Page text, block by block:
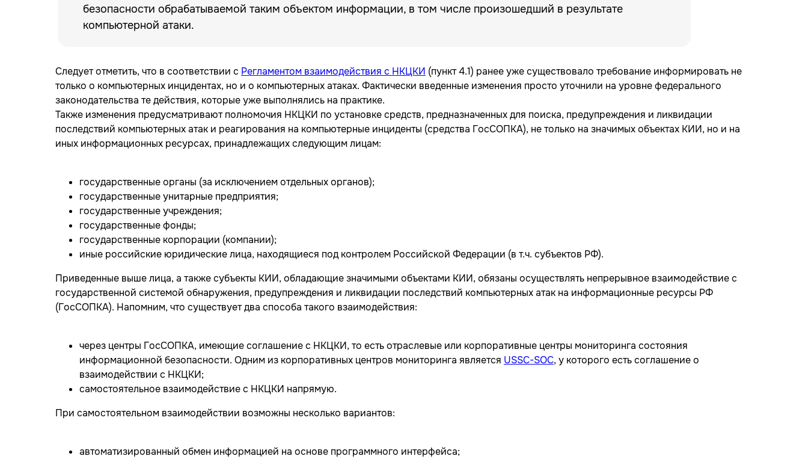
безопасности обрабатываемой таким объектом информации, в том числе произошедший в результате
компьютерной атаки.
Следует отметить, что в соответствии с Регламентом взаимодействия с НКЦКИ (пункт 4.1) ранее уже существовало требование информировать не
только о компьютерных инцидентах, но и о компьютерных атаках. Фактически введенные изменения просто уточнили на уровне федерального
законодательства те действия, которые уже выполнялись на практике.
Также изменения предусматривают полномочия НКЦКИ по установке средств, предназначенных для поиска, предупреждения и ликвидации
последствий компьютерных атак и реагирования на компьютерные инциденты (средства ГосСОПКА), не только на значимых объектах КИИ, но и на
иных информационных ресурсах, принадлежащих следующим лицам:
государственные органы (за исключением отдельных органов);
государственные унитарные предприятия;
государственные учреждения;
государственные фонды;
государственные корпорации (компании);
иные российские юридические лица, находящиеся под контролем Российской Федерации (в т.ч. субъектов РФ).
Приведенные выше лица, а также субъекты КИИ, обладающие значимыми объектами КИИ, обязаны осуществлять непрерывное взаимодействие с
государственной системой обнаружения, предупреждения и ликвидации последствий компьютерных атак на информационные ресурсы РФ
(ГосСОПКА). Напомним, что существует два способа такого взаимодействия:
через центры ГосСОПКА, имеющие соглашение с НКЦКИ, то есть отраслевые или корпоративные центры мониторинга состояния
информационной безопасности. Одним из корпоративных центров мониторинга является USSC-SOC, у которого есть соглашение о
взаимодействии с НКЦКИ;
самостоятельное взаимодействие с НКЦКИ напрямую.
При самостоятельном взаимодействии возможны несколько вариантов:
автоматизированный обмен информацией на основе программного интерфейса;